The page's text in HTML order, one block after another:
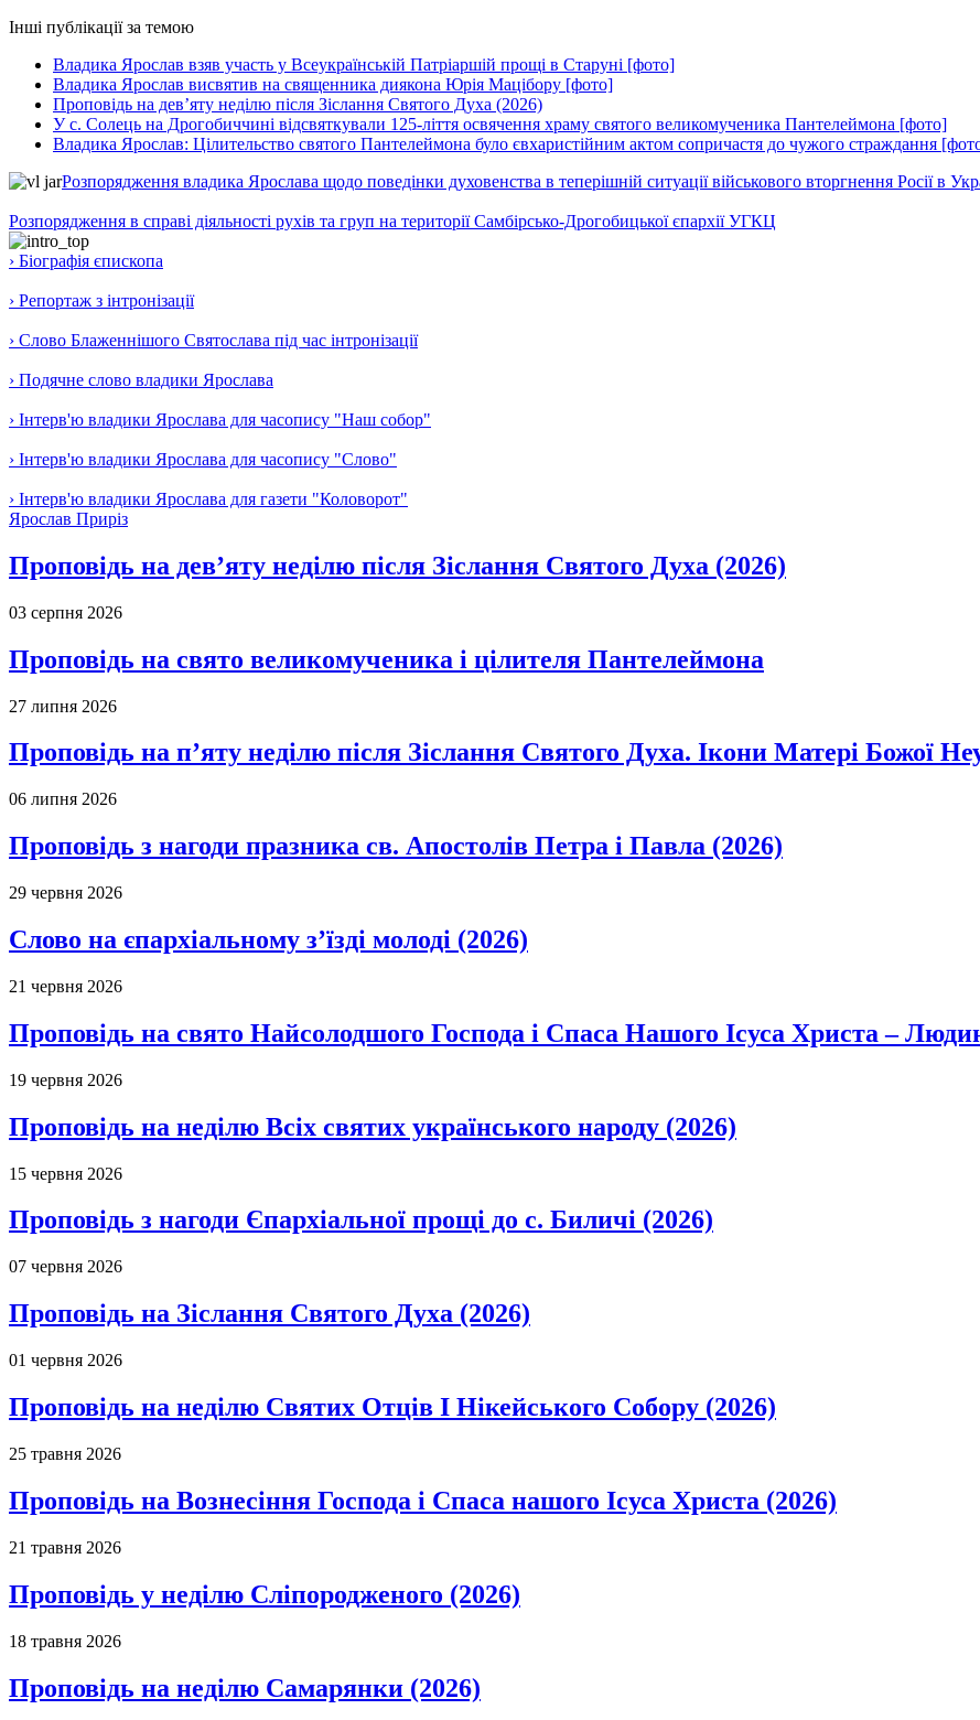
Інші публікації за темою
Владика Ярослав взяв участь у Всеукраїнській Патріаршій прощі в Старуні [фото]
Владика Ярослав висвятив на священника диякона Юрія Мацібору [фото]
Проповідь на дев’яту неділю після Зіслання Святого Духа (2026)
У с. Солець на Дрогобиччині відсвяткували 125-ліття освячення храму святого великомученика Пантелеймона [фото]
Владика Ярослав: Цілительство святого Пантелеймона було євхаристійним актом сопричастя до чужого страждання
Розпорядження владика Ярослава щодо поведінки духовенства в теперішній ситуації військового вторгнення Росії в
Розпорядження в справі діяльності рухів та груп на території Самбірсько-Дрогобицької єпархії УГКЦ
› Біографія єпископа
› Репортаж з інтронізації
› Слово Блаженнішого Святослава під час інтронізації
› Подячне слово владики Ярослава
› Інтерв'ю владики Ярослава для часопису "Наш собор"
› Інтерв'ю владики Ярослава для часопису "Слово"
› Інтерв'ю владики Ярослава для газети "Коловорот"
Ярослав Приріз
Проповідь на дев’яту неділю після Зіслання Святого Духа (2026)
03 серпня 2026
Проповідь на свято великомученика і цілителя Пантелеймона
27 липня 2026
Проповідь на п’яту неділю після Зіслання Святого Духа. Ікони Матері Божої
06 липня 2026
Проповідь з нагоди празника св. Апостолів Петра і Павла (2026)
29 червня 2026
Слово на єпархіальному з’їзді молоді (2026)
21 червня 2026
Проповідь на свято Найсолодшого Господа і Спаса Нашого Ісуса Христа –
19 червня 2026
Проповідь на неділю Всіх святих українського народу (2026)
15 червня 2026
Проповідь з нагоди Єпархіальної прощі до с. Биличі (2026)
07 червня 2026
Проповідь на Зіслання Святого Духа (2026)
01 червня 2026
Проповідь на неділю Святих Отців І Нікейського Собору (2026)
25 травня 2026
Проповідь на Вознесіння Господа і Спаса нашого Ісуса Христа (2026)
21 травня 2026
Проповідь у неділю Сліпородженого (2026)
18 травня 2026
Проповідь на неділю Самарянки (2026)